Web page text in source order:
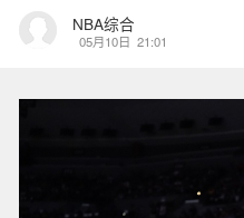
NBA综合
05月10日 21:01